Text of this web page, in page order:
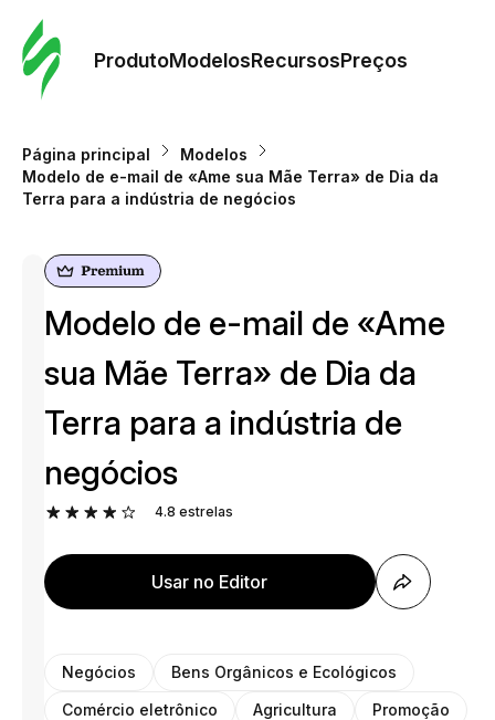
ProdutoModelosRecursosPreços
Página principal
Modelos
Modelo de e-mail de «Ame sua Mãe Terra» de Dia da
Terra para a indústria de negócios
Modelo de e-mail de «Ame
sua Mãe Terra» de Dia da
Terra para a indústria de
negócios
4.8 estrelas
Usar no Editor
Negócios
Bens Orgânicos e Ecológicos
Comércio eletrônico
Agricultura
Promoção